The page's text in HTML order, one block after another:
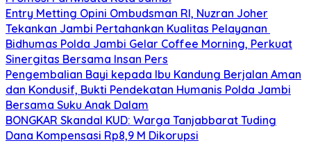
Entry Metting Opini Ombudsman RI, Nuzran Joher
Tekankan Jambi Pertahankan Kualitas Pelayanan
Bidhumas Polda Jambi Gelar Coffee Morning, Perkuat
Sinergitas Bersama Insan Pers
Pengembalian Bayi kepada Ibu Kandung Berjalan Aman
dan Kondusif, Bukti Pendekatan Humanis Polda Jambi
Bersama Suku Anak Dalam
BONGKAR Skandal KUD: Warga Tanjabbarat Tuding
Dana Kompensasi Rp8,9 M Dikorupsi